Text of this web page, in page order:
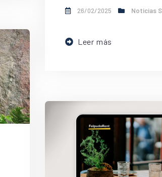
26/02/2025 Noticias
Leer más